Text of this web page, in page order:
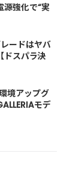
源強化で“実
ードはヤバ
ドスパラ決
境アップグ
モデ